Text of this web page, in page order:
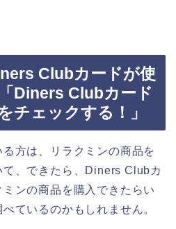
Clubカードが使
Diners Clubカード
チェックする！」
方は、リラクミンの商品を
て、できたら、Diners Clubカ
ンの商品を購入できたらい
ているのかもしれません。